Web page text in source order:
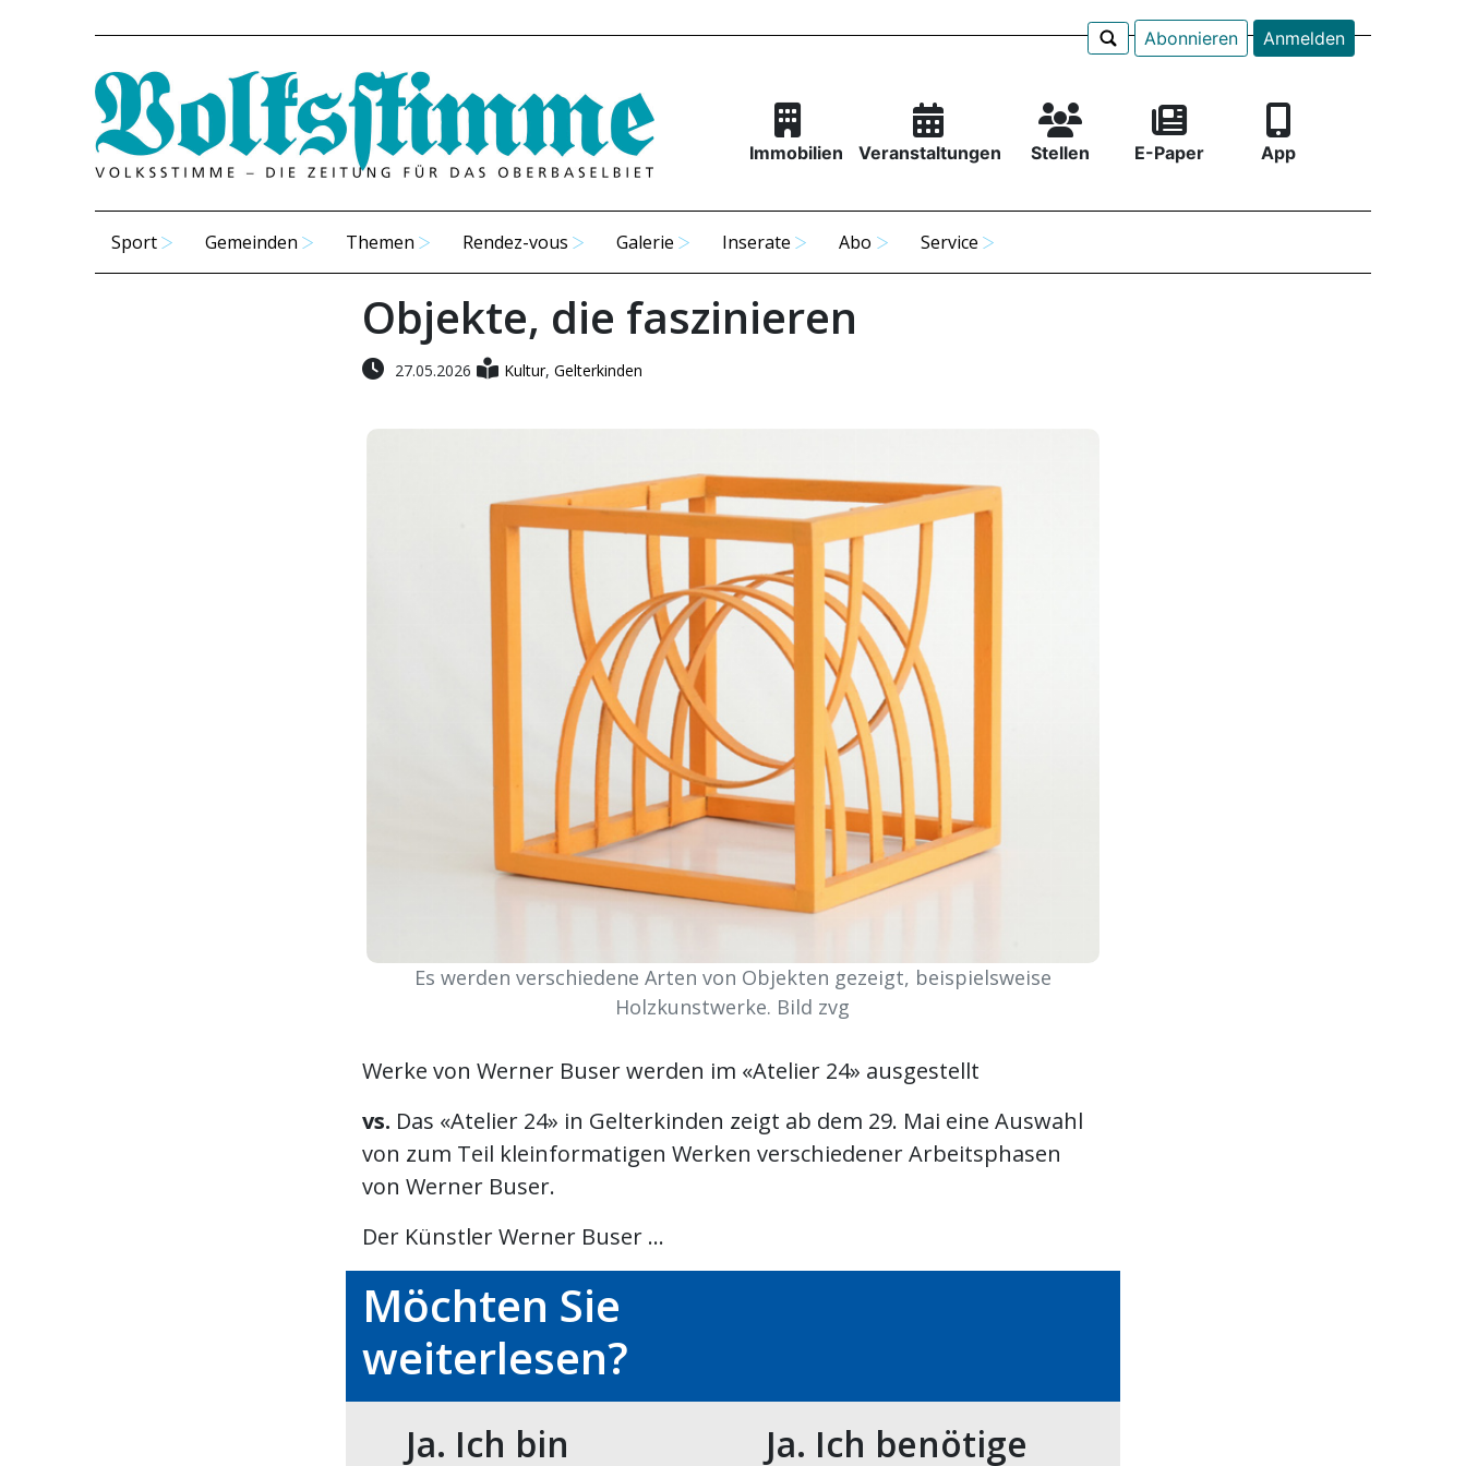
Abonnieren Anmelden
Immobilien Veranstaltungen Stellen E-Paper App
Sport Gemeinden Themen Rendez-vous Galerie Inserate Abo Service
Objekte, die faszinieren
27.05.2026 Kultur, Gelterkinden
Es werden verschiedene Arten von Objekten gezeigt, beispielsweise
Holzkunstwerke. Bild zvg
Werke von Werner Buser werden im «Atelier 24» ausgestellt
vs. Das «Atelier 24» in Gelterkinden zeigt ab dem 29. Mai eine Auswahl
von zum Teil kleinformatigen Werken verschiedener Arbeitsphasen
von Werner Buser.
Der Künstler Werner Buser ...
Möchten Sie
weiterlesen?
Ja. Ich bin
Ja. Ich benötige